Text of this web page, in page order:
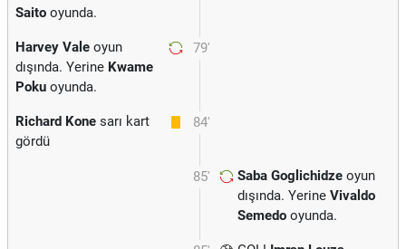
Saito oyunda.
79'
Harvey Vale oyun
dışında. Yerine Kwame
Poku oyunda.
84'
Richard Kone sarı kart
gördü
85' Saba Goglichidze oyun
dışında. Yerine Vivaldo
Semedo oyunda.